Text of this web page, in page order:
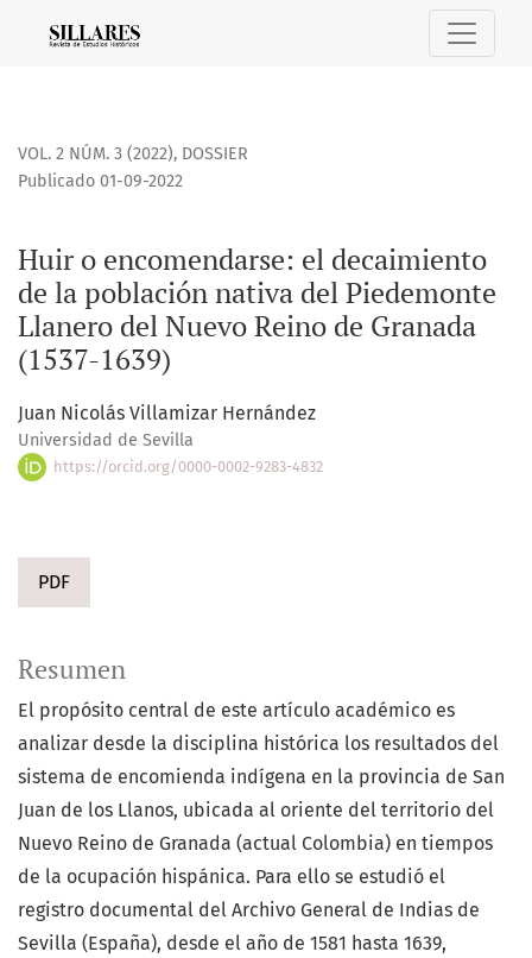
Huir o encomendarse: el decaimiento de la población
VOL. 2 NÚM. 3 (2022), DOSSIER
Huir o encomendarse: el decaimiento
de la población nativa del Piedemonte
Llanero del Nuevo Reino de Granada
(1537-1639)
Publicado 01-09-2022
Juan Nicolás Villamizar Hernández
Universidad de Sevilla
https://orcid.org/0000-0002-9283-4832
PDF
Resumen
El propósito central de este artículo académico es
analizar desde la disciplina histórica los resultados del
sistema de encomienda indígena en la provincia de San
Juan de los Llanos, ubicada al oriente del territorio del
Nuevo Reino de Granada (actual Colombia) en tiempos
de la ocupación hispánica. Para ello se estudió el
registro documental del Archivo General de Indias de
Sevilla (España), desde el año de 1581 hasta 1639,